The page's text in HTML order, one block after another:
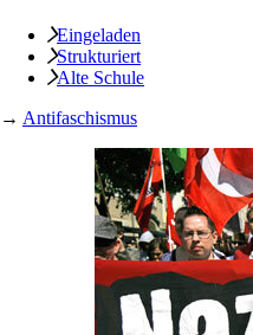
Eingeladen
Strukturiert
Alte Schule
→ Antifaschismus